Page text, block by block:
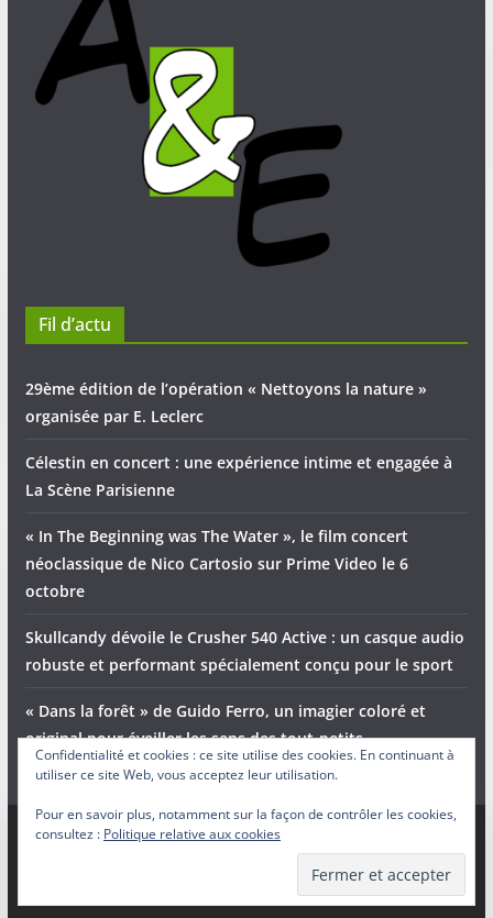
Fil d’actu
29ème édition de l’opération « Nettoyons la nature »
organisée par E. Leclerc
Célestin en concert : une expérience intime et engagée à
La Scène Parisienne
« In The Beginning was The Water », le film concert
néoclassique de Nico Cartosio sur Prime Video le 6
octobre
Skullcandy dévoile le Crusher 540 Active : un casque audio
robuste et performant spécialement conçu pour le sport
« Dans la forêt » de Guido Ferro, un imagier coloré et
original pour éveiller les sens des tout-petits
. Tous droits réservés.
par ThemeGrill. Propulsé parWordPress.
Confidentialité et cookies : ce site utilise des cookies. En continuant à
utiliser ce site Web, vous acceptez leur utilisation.
Pour en savoir plus, notamment sur la façon de contrôler les cookies,
consultez : Politique relative aux cookies